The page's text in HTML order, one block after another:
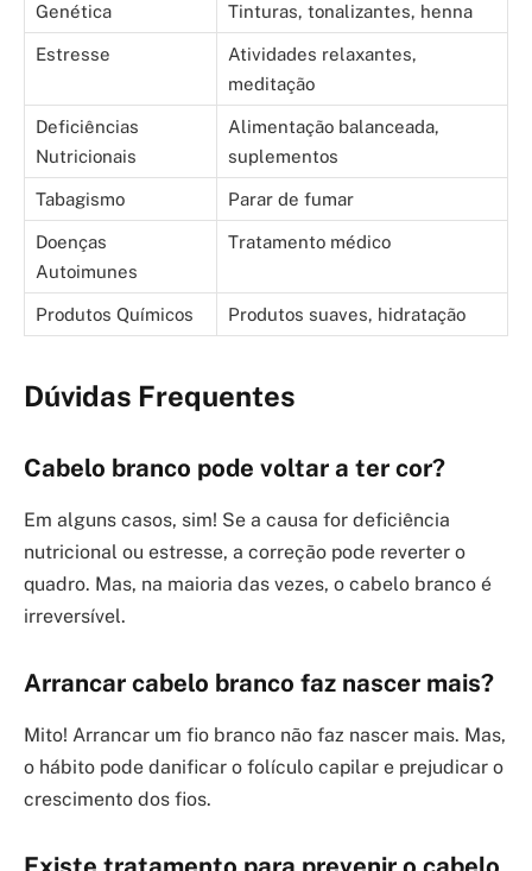
Genética Tinturas, tonalizantes, henna
Estresse
Atividades relaxantes,
meditação
Deficiências
Nutricionais
Alimentação balanceada,
suplementos
Tabagismo Parar de fumar
Doenças
Autoimunes
Tratamento médico
Produtos Químicos Produtos suaves, hidratação
Dúvidas Frequentes
Cabelo branco pode voltar a ter cor?
Em alguns casos, sim! Se a causa for deficiência
nutricional ou estresse, a correção pode reverter o
quadro. Mas, na maioria das vezes, o cabelo branco é
irreversível.
Arrancar cabelo branco faz nascer mais?
Mito! Arrancar um fio branco não faz nascer mais. Mas,
o hábito pode danificar o folículo capilar e prejudicar o
crescimento dos fios.